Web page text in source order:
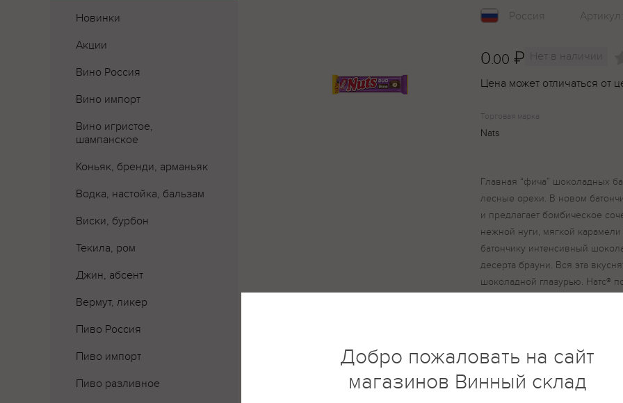
Новинки
Акции
Вино Россия
Вино импорт
Вино игристое,
шампанское
Коньяк, бренди, арманьяк
Водка, настойка, бальзам
Виски, бурбон
Текила, ром
Джин, абсент
Вермут, ликер
Пиво Россия
Пиво импорт
Пиво разливное
Россия Артикул:
0.00 ₽ Нет в наличии
Цена может отличаться от
Торговая марка
Nats
Главная “фича” шоколадных
лесные орехи. В новом
и предлагает бомбическое
нежной нуги, мягкой
батончику интенсивный
десерта брауни. Вся эта
шоколадной глазурью. Натс®
и поможет «подзарядить
большое содержание магния
Добро пожаловать на сайт
магазинов Винный склад